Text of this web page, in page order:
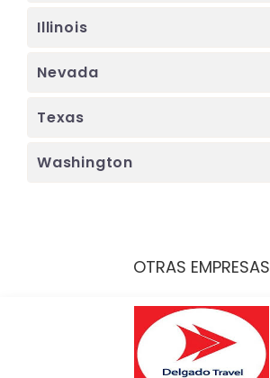
Illinois
Nevada
Texas
Washington
OTRAS EMPRESAS